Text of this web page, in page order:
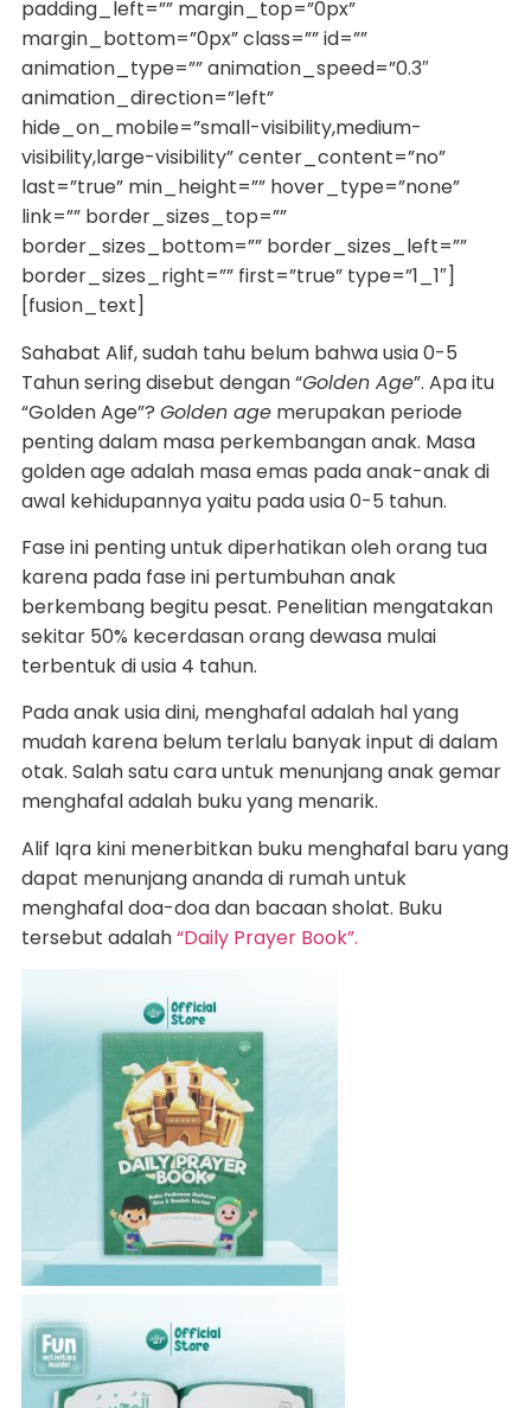
padding_left=”” margin_top=”0px”
margin_bottom=”0px” class=”” id=””
animation_type=”” animation_speed=”0.3″
animation_direction=”left”
hide_on_mobile=”small-visibility,medium-
visibility,large-visibility” center_content=”no”
last=”true” min_height=”” hover_type=”none”
link=”” border_sizes_top=””
border_sizes_bottom=”” border_sizes_left=””
border_sizes_right=”” first=”true” type=”1_1″]
[fusion_text]
Sahabat Alif, sudah tahu belum bahwa usia 0-5
Tahun sering disebut dengan “Golden Age”. Apa itu
“Golden Age”? Golden agemerupakan periode
penting dalam masa perkembangan anak. Masa
golden age adalah masa emas pada anak-anak di
awal kehidupannya yaitu pada usia 0-5 tahun.
Fase ini penting untuk diperhatikan oleh orang tua
karena pada fase ini pertumbuhan anak
berkembang begitu pesat. Penelitian mengatakan
sekitar 50% kecerdasan orang dewasa mulai
terbentuk di usia 4 tahun.
Pada anak usia dini, menghafal adalah hal yang
mudah karena belum terlalu banyak input di dalam
otak. Salah satu cara untuk menunjang anak gemar
menghafal adalah buku yang menarik.
Alif Iqra kini menerbitkan buku menghafal baru yang
dapat menunjang ananda di rumah untuk
menghafal doa-doa dan bacaan sholat. Buku
tersebut adalah“Daily Prayer Book”.